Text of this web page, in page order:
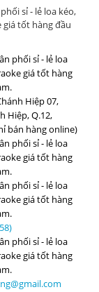
sỉ - lẻ loa kéo,
giá tốt hàng đầu
Hiệp 07,
Hiệp, Q.12,
bán hàng online)